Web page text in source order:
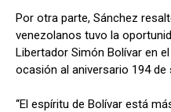
Por otra parte, Sánchez
venezolanos tuvo la
Libertador Simón Bolívar en
ocasión al aniversario 194 de
“El espíritu de Bolívar está